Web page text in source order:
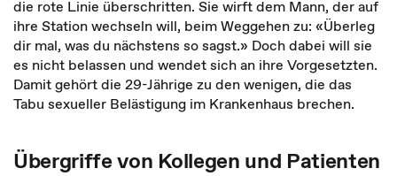
die rote Linie überschritten. Sie wirft dem Mann, der auf
ihre Station wechseln will, beim Weggehen zu: «Überleg
dir mal, was du nächstens so sagst.» Doch dabei will sie
es nicht belassen und wendet sich an ihre Vorgesetzten.
Damit gehört die 29-Jährige zu den wenigen, die das
Tabu sexueller Belästigung im Krankenhaus brechen.
Übergriffe von Kollegen und Patienten